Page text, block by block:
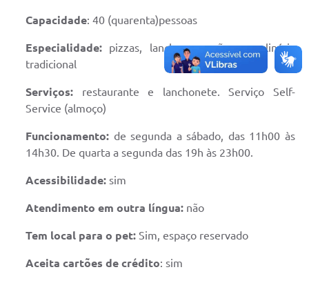
Capacidade: 40 (quarenta)pessoas
Especialidade: pizzas, lanches, porções e culinária
tradicional
Serviços: restaurante e lanchonete. Serviço Self-
Service (almoço)
Funcionamento: de segunda a sábado, das 11h00 às
14h30. De quarta a segunda das 19h às 23h00.
Acessibilidade: sim
Atendimento em outra língua: não
Tem local para o pet:Sim, espaço reservado
Aceita cartões de crédito: sim